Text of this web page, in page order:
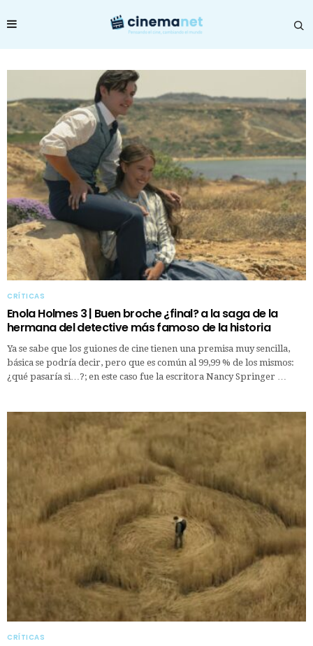
CRÍTICAS
Enola Holmes 3 | Buen broche ¿final? a la saga de la
hermana del detective más famoso de la historia
Ya se sabe que los guiones de cine tienen una premisa muy sencilla,
básica se podría decir, pero que es común al 99,99 % de los mismos:
¿qué pasaría si…?; en este caso fue la escritora Nancy Springer …
CRÍTICAS